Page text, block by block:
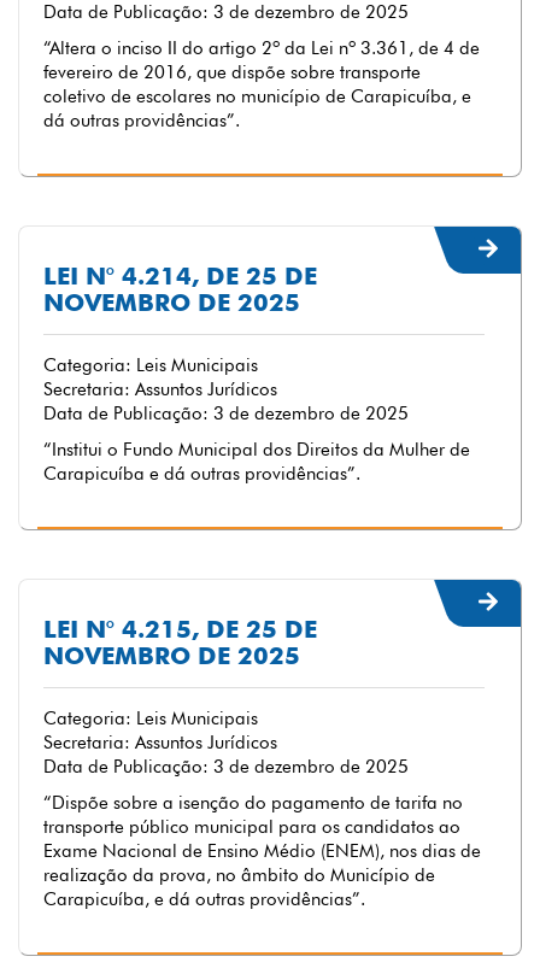
Data de Publicação: 3 de dezembro de 2025
“Altera o inciso II do artigo 2º da Lei nº 3.361, de 4 de
fevereiro de 2016, que dispõe sobre transporte
coletivo de escolares no município de Carapicuíba, e
dá outras providências”.
LEI N° 4.214, DE 25 DE
NOVEMBRO DE 2025
Categoria: Leis Municipais
Secretaria: Assuntos Jurídicos
Data de Publicação: 3 de dezembro de 2025
“Institui o Fundo Municipal dos Direitos da Mulher de
Carapicuíba e dá outras providências”.
LEI N° 4.215, DE 25 DE
NOVEMBRO DE 2025
Categoria: Leis Municipais
Secretaria: Assuntos Jurídicos
Data de Publicação: 3 de dezembro de 2025
“Dispõe sobre a isenção do pagamento de tarifa no
transporte público municipal para os candidatos ao
Exame Nacional de Ensino Médio (ENEM), nos dias de
realização da prova, no âmbito do Município de
Carapicuíba, e dá outras providências”.